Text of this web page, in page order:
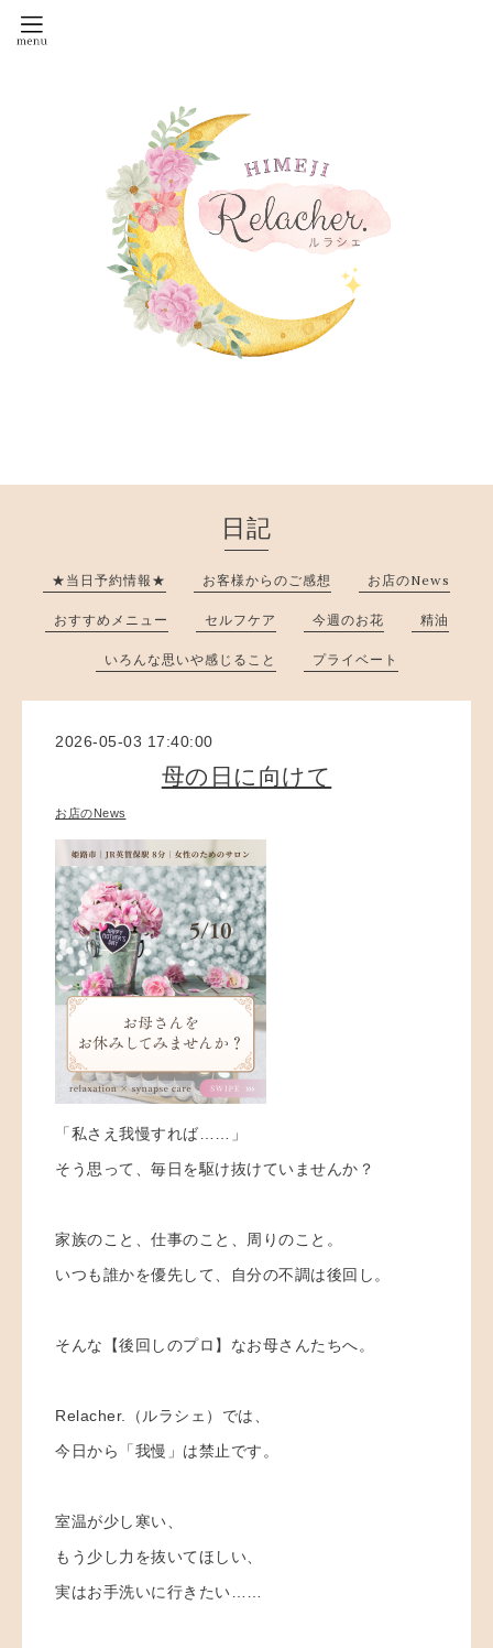
日記
★当日予約情報★ お客様からのご感想 お店のNews
おすすめメニュー セルフケア 今週のお花 精油
いろんな思いや感じること プライベート
2026-05-03 17:40:00
母の日に向けて
お店のNews
「私さえ我慢すれば……」
そう思って、毎日を駆け抜けていませんか？
家族のこと、仕事のこと、周りのこと。
いつも誰かを優先して、自分の不調は後回し。
そんな【後回しのプロ】なお母さんたちへ。
Relacher.（ルラシェ）では、
今日から「我慢」は禁止です。
室温が少し寒い、
もう少し力を抜いてほしい、
実はお手洗いに行きたい……